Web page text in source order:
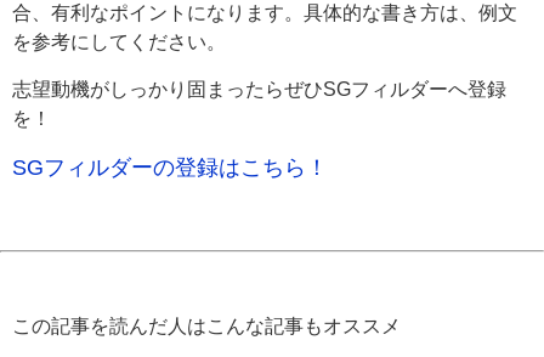
合、有利なポイントになります。具体的な書き方は、例文
を参考にしてください。
志望動機がしっかり固まったらぜひSGフィルダーへ登録
を！
SGフィルダーの登録はこちら！
この記事を読んだ人はこんな記事もオススメ